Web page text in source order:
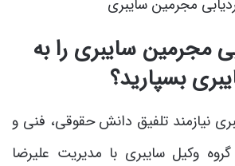
مجرمین سایبری را به
بسپارید؟
نیازمند تلفیق دانش حقوقی، فنی و
وکیل سایبری با مدیریت علیرضا